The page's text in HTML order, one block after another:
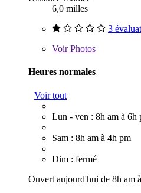
6,0 milles
3
VoirPhotos
Heures normales
Voir tout
Lun - ven : 8h am à 6h
Sam : 8h am à 4h pm
Dim : fermé
Ouvert aujourd'hui de 8h am